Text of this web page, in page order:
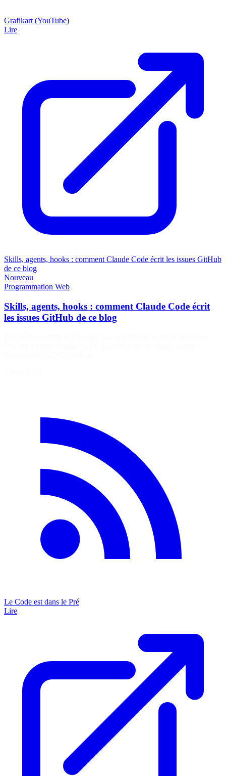
Grafikart (YouTube)
Lire
Skills, agents, hooks : comment Claude Code écrit les issues GitHub
de ce blog
Nouveau
Programmation Web
Skills, agents, hooks : comment Claude Code écrit
les issues GitHub de ce blog
Le Code est dans le Pré
Lire